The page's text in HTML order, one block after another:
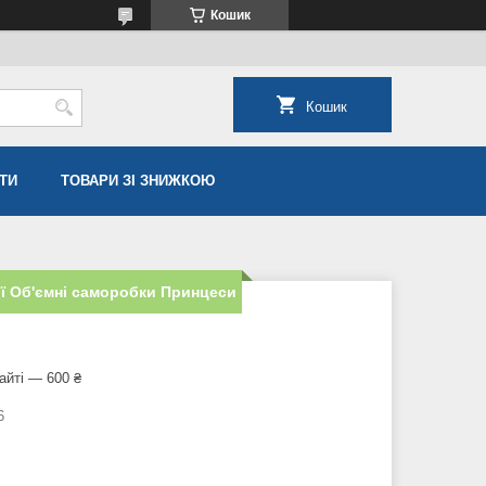
Кошик
Кошик
ТОВАРИ ЗІ ЗНИЖКОЮ
Об'ємні саморобки Принцеси
— 600 ₴